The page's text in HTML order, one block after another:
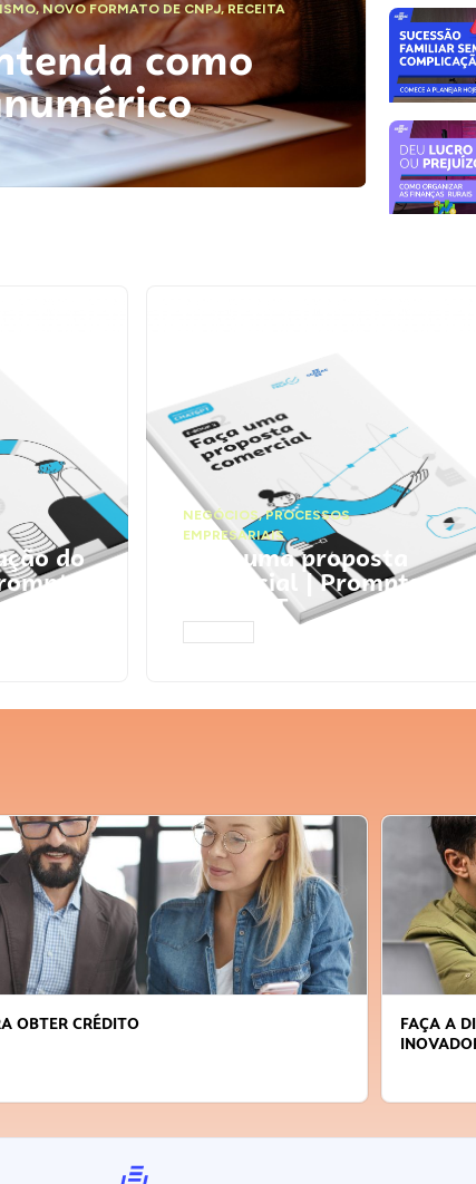
,NOVO FORMATO DE CNPJ,RECEITA
como
do
NEGÓCIOS,PROCESSOS
EMPRESARIAIS
Faça uma proposta
comercial | Prompts
ChatGPT
OBTER CRÉDITO
FAÇA A